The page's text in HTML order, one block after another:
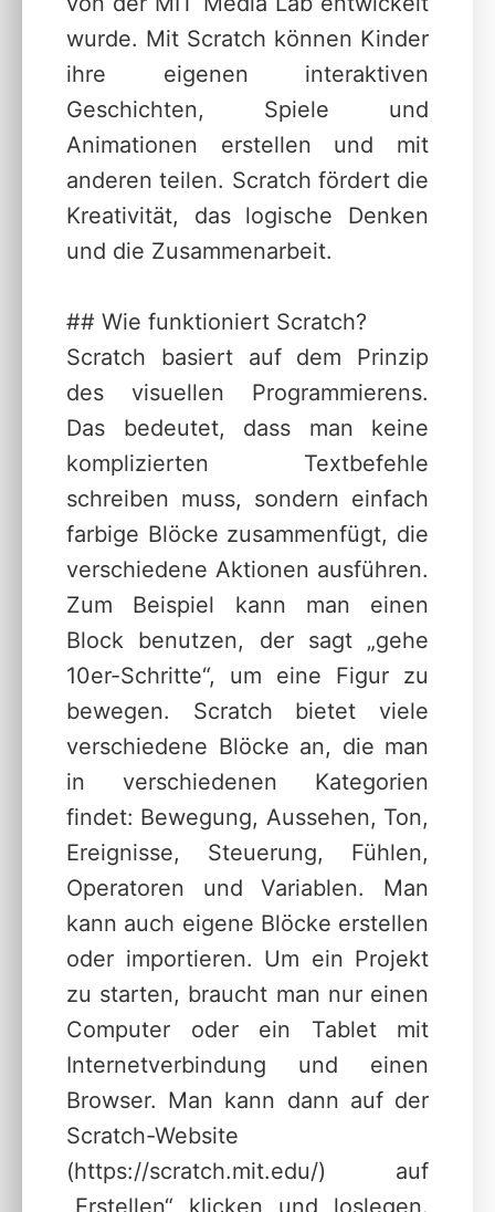
wurde. Mit Scratch können Kinder
ihre eigenen interaktiven
Geschichten, Spiele und
Animationen erstellen und mit
anderen teilen. Scratch fördert die
Kreativität, das logische Denken
und die Zusammenarbeit.
## Wie funktioniert Scratch?
Scratch basiert auf dem Prinzip
des visuellen Programmierens.
Das bedeutet, dass man keine
komplizierten Textbefehle
schreiben muss, sondern einfach
farbige Blöcke zusammenfügt, die
verschiedene Aktionen ausführen.
Zum Beispiel kann man einen
Block benutzen, der sagt „gehe
10er-Schritte“, um eine Figur zu
bewegen. Scratch bietet viele
verschiedene Blöcke an, die man
in verschiedenen Kategorien
findet: Bewegung, Aussehen, Ton,
Ereignisse, Steuerung, Fühlen,
Operatoren und Variablen. Man
kann auch eigene Blöcke erstellen
oder importieren. Um ein Projekt
zu starten, braucht man nur einen
Computer oder ein Tablet mit
Internetverbindung und einen
Browser. Man kann dann auf der
Scratch-Website
(https://scratch.mit.edu/) auf